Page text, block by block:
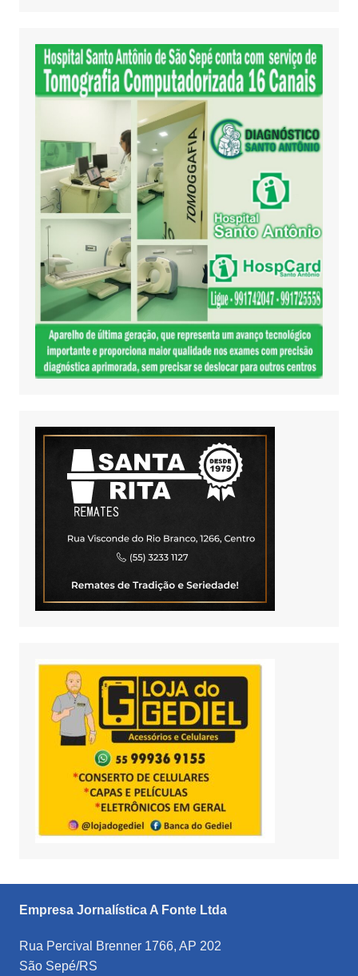
Empresa Jornalística A Fonte Ltda
Rua Percival Brenner 1766, AP 202
São Sepé/RS